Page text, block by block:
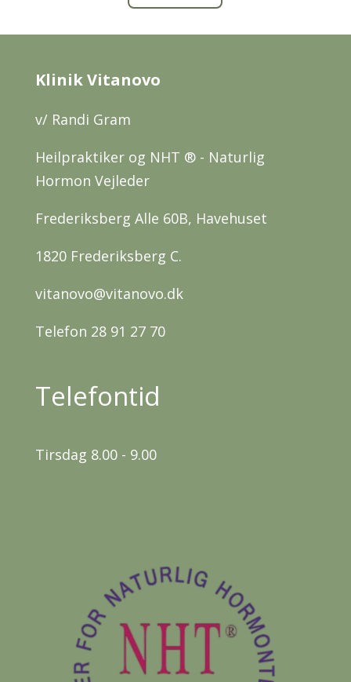
Klinik Vitanovo
v/ Randi Gram
Heilpraktiker og NHT ® - Naturlig
Hormon Vejleder
Frederiksberg Alle 60B, Havehuset
1820 Frederiksberg C.
vitanovo@vitanovo.dk
Telefon 28 91 27 70
Telefontid
Tirsdag 8.00 - 9.00